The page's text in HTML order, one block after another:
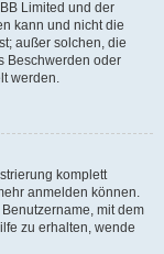
Limited und der
kann und nicht die
außer solchen, die
Beschwerden oder
werden.
komplett
anmelden können.
mit dem
zu erhalten, wende